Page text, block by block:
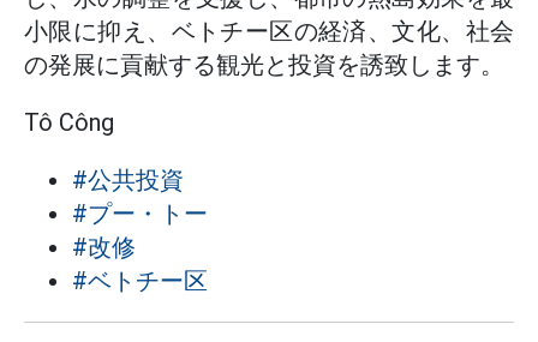
小限に抑え、ベトチー区の経済、文化、社会
の発展に貢献する観光と投資を誘致します。
Tô Công
#公共投資
#プー・トー
#改修
#ベトチー区